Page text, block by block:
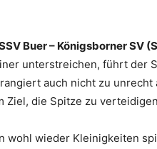
Buer – Königsborner SV
unterstreichen, führt der
auch nicht zu
Ziel, die Spitze zu
wohl wieder Kleinigkeiten